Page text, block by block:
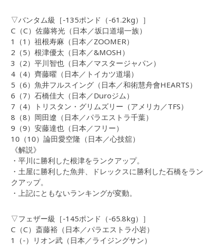
▽バンタム級［-135ポンド（-61.2kg）］
C（C）佐藤将光（日本／坂口道場一族）
1（1）祖根寿麻（日本／ZOOMER）
2（5）根津優太（日本／&MOSH）
3（2）平川智也（日本／マスタージャパン）
4（4）齊藤曜（日本／トイカツ道場）
5（6）魚井フルスイング（日本／和術慧舟會HEARTS）
6（7）石橋佳大（日本／Duroジム）
7（4）トリスタン・グリムズリー（アメリカ／TFS）
8（8）岡田遼（日本／パラエストラ千葉）
9（9）安藤達也（日本／フリー）
10（10）論田愛空隆（日本／心技舘）
《解説》
・平川に勝利した根津をランクアップ。
・土屋に勝利した魚井、ドレックスに勝利した石橋をラン
クアップ。
・上記にともないランキングが変動。
▽フェザー級［-145ポンド（-65.8kg）］
C（C）斎藤裕（日本／パラエストラ小岩）
1（-）リオン武（日本／ライジングサン）